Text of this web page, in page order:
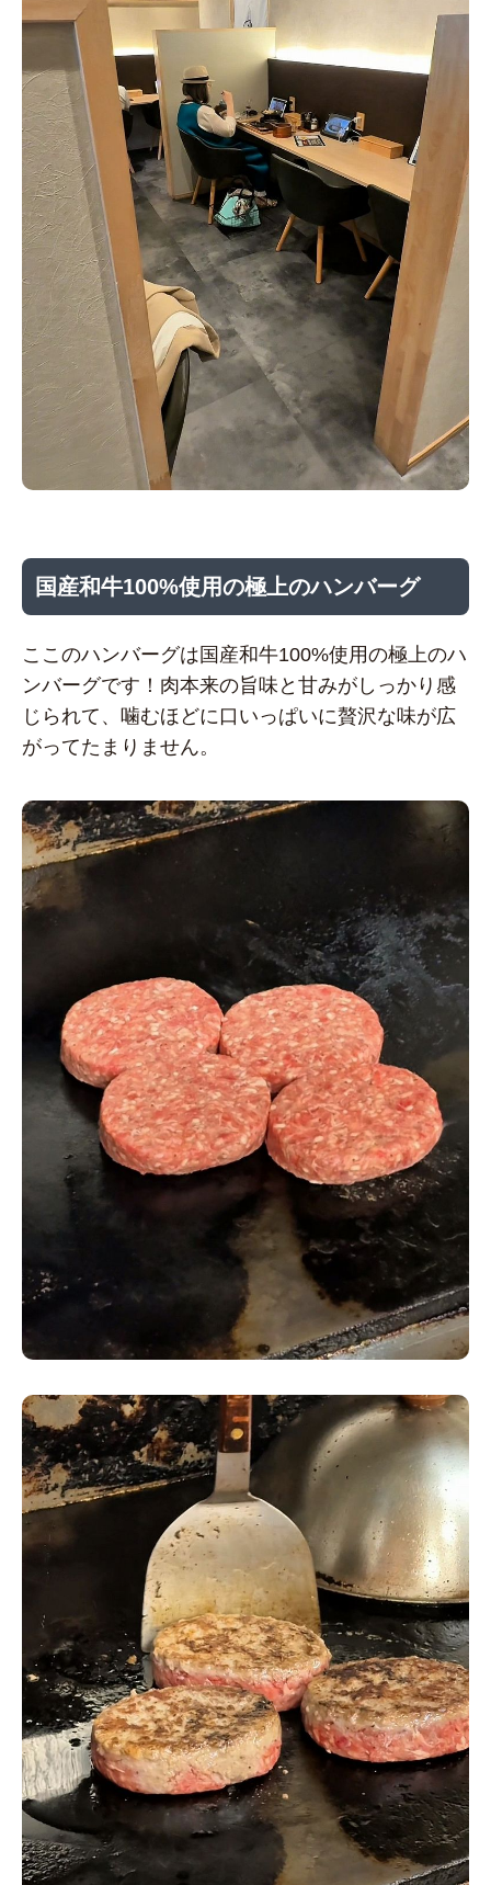
国産和牛100%使用の極上のハンバーグ
ここのハンバーグは国産和牛100%使用の極上のハ
ンバーグです！肉本来の旨味と甘みがしっかり感
じられて、噛むほどに口いっぱいに贅沢な味が広
がってたまりません。